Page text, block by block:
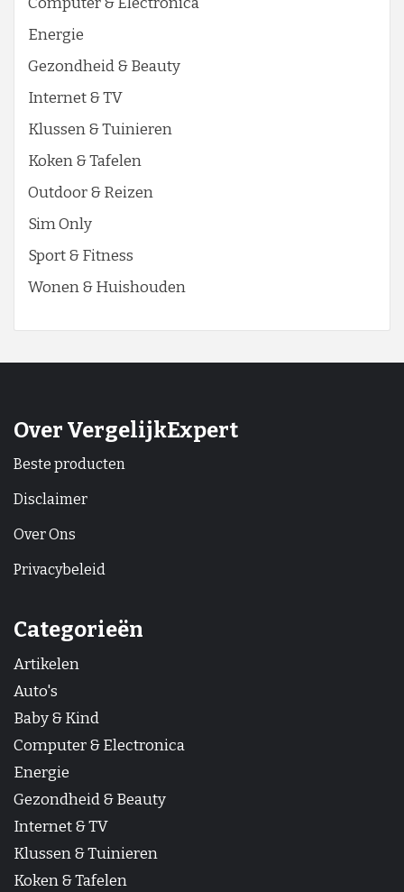
Energie
Gezondheid & Beauty
Internet & TV
Klussen & Tuinieren
Koken & Tafelen
Outdoor & Reizen
Sim Only
Sport & Fitness
Wonen & Huishouden
Over VergelijkExpert
Beste producten
Disclaimer
Over Ons
Privacybeleid
Categorieën
Artikelen
Auto's
Baby & Kind
Computer & Electronica
Energie
Gezondheid & Beauty
Internet & TV
Klussen & Tuinieren
Koken & Tafelen